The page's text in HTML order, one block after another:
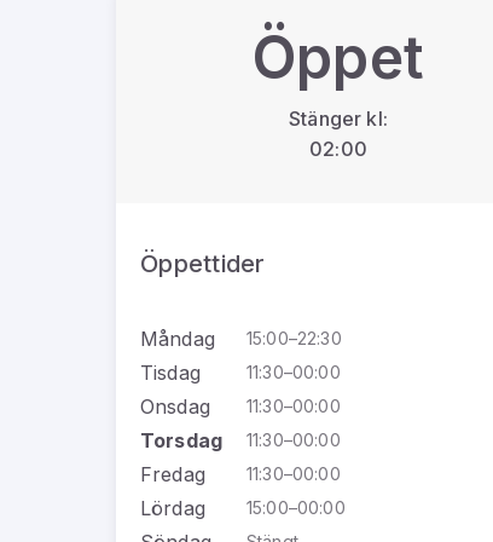
Öppet
Stänger kl:
02:00
Öppettider
Måndag 15:00–22:30
Tisdag 11:30–00:00
Onsdag 11:30–00:00
Torsdag 11:30–00:00
Fredag 11:30–00:00
Lördag 15:00–00:00